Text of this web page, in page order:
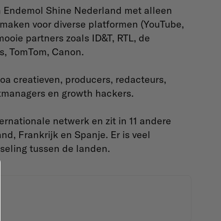
Shine Nederland met alleen
voor diverse platformen (YouTube,
partners zoals ID&T, RTL, de
TomTom, Canon.
creatieven, producers, redacteurs,
en growth hackers.
netwerk en zit in 11 andere
Frankrijk en Spanje. Er is veel
tussen de landen.